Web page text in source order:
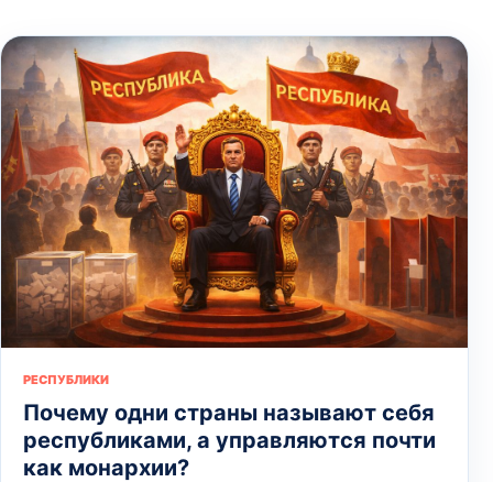
РЕСПУБЛИКИ
Почему одни страны называют себя
республиками, а управляются почти
как монархии?